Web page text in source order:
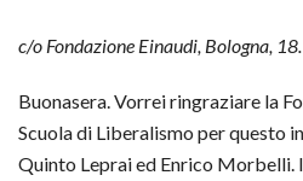
c/o Fondazione Einaudi, Bologna,
Buonasera. Vorrei ringraziare la
Scuola di Liberalismo per questo
Quinto Leprai ed Enrico Morbelli.